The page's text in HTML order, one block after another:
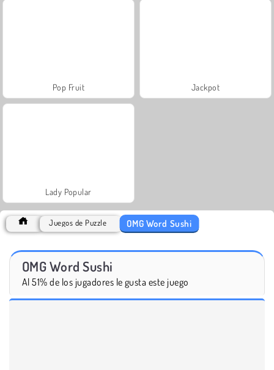
Pop Fruit Jackpot
Lady Popular
Juegos de Puzzle OMG Word Sushi
OMG Word Sushi
Al 51% de los jugadores le gusta este juego